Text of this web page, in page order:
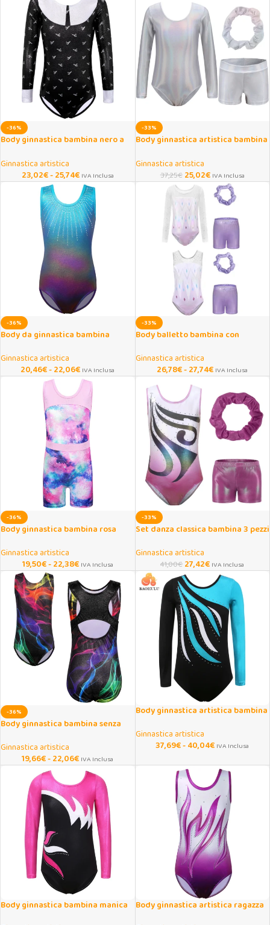
Onar AI Assistant
Online
Ciao, sono l’assistente virtuale di Onar Prime. Dimmi
cosa stai cercando e ti aiuto a trovare il prodotto più
adatto.
-36%
Body ginnastica bambina nero a
Ginnastica artistica
23,02€-25,74€ IVA Inclusa
-33%
Body ginnastica artistica bambina
Ginnastica artistica
37,25€ 25,02€ IVA Inclusa
-36%
Body da ginnastica bambina
Ginnastica artistica
20,46€-22,06€ IVA Inclusa
-33%
Body balletto bambina con
Ginnastica artistica
26,78€-27,74€ IVA Inclusa
-36%
Body ginnastica bambina rosa
Ginnastica artistica
19,50€-22,38€ IVA Inclusa
-33%
Set danza classica bambina 3 pezzi
Ginnastica artistica
41,00€27,42€ IVA Inclusa
-36%
Body ginnastica bambina senza
Ginnastica artistica
19,66€-22,06€ IVA Inclusa
Body ginnastica artistica bambina
Ginnastica artistica
37,69€-40,04€ IVA Inclusa
Body ginnastica bambina manica
Body ginnastica artistica ragazza